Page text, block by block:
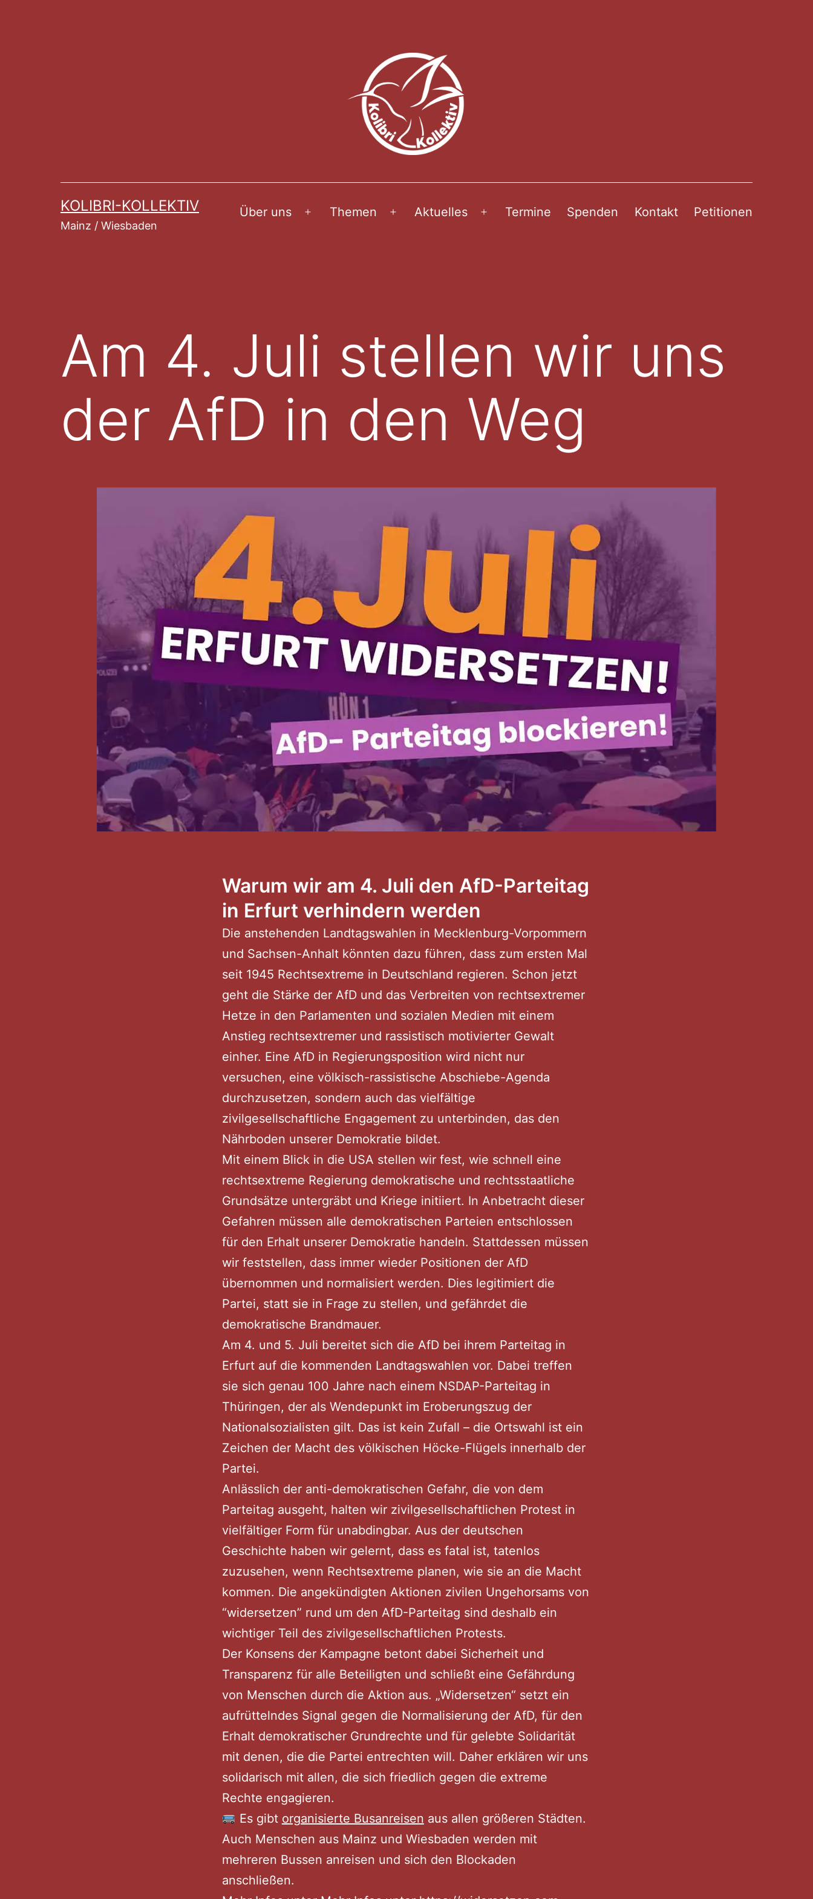
KOLIBRI-KOLLEKTIV
Mainz / Wiesbaden
Über uns
Menü
Themen
Menü
Aktuelles
Menü
Termine Spenden Kontakt Petitionen
Am 4. Juli stellen wir uns
der AfD in den Weg
Warum wir am 4. Juli den AfD-Parteitag
in Erfurt verhindern werden
Die anstehenden Landtagswahlen in Mecklenburg-Vorpommern
und Sachsen-Anhalt könnten dazu führen, dass zum ersten Mal
seit 1945 Rechtsextreme in Deutschland regieren. Schon jetzt
geht die Stärke der AfD und das Verbreiten von rechtsextremer
Hetze in den Parlamenten und sozialen Medien mit einem
Anstieg rechtsextremer und rassistisch motivierter Gewalt
einher. Eine AfD in Regierungsposition wird nicht nur
versuchen, eine völkisch-rassistische Abschiebe-Agenda
durchzusetzen, sondern auch das vielfältige
zivilgesellschaftliche Engagement zu unterbinden, das den
Nährboden unserer Demokratie bildet.
Mit einem Blick in die USA stellen wir fest, wie schnell eine
rechtsextreme Regierung demokratische und rechtsstaatliche
Grundsätze untergräbt und Kriege initiiert. In Anbetracht dieser
Gefahren müssen alle demokratischen Parteien entschlossen
für den Erhalt unserer Demokratie handeln. Stattdessen müssen
wir feststellen, dass immer wieder Positionen der AfD
übernommen und normalisiert werden. Dies legitimiert die
Partei, statt sie in Frage zu stellen, und gefährdet die
demokratische Brandmauer.
Am 4. und 5. Juli bereitet sich die AfD bei ihrem Parteitag in
Erfurt auf die kommenden Landtagswahlen vor. Dabei treffen
sie sich genau 100 Jahre nach einem NSDAP-Parteitag in
Thüringen, der als Wendepunkt im Eroberungszug der
Nationalsozialisten gilt. Das ist kein Zufall – die Ortswahl ist ein
Zeichen der Macht des völkischen Höcke-Flügels innerhalb der
Partei.
Anlässlich der anti-demokratischen Gefahr, die von dem
Parteitag ausgeht, halten wir zivilgesellschaftlichen Protest in
vielfältiger Form für unabdingbar. Aus der deutschen
Geschichte haben wir gelernt, dass es fatal ist, tatenlos
zuzusehen, wenn Rechtsextreme planen, wie sie an die Macht
kommen. Die angekündigten Aktionen zivilen Ungehorsams von
“widersetzen” rund um den AfD-Parteitag sind deshalb ein
wichtiger Teil des zivilgesellschaftlichen Protests.
Der Konsens der Kampagne betont dabei Sicherheit und
Transparenz für alle Beteiligten und schließt eine Gefährdung
von Menschen durch die Aktion aus. „Widersetzen“ setzt ein
aufrüttelndes Signal gegen die Normalisierung der AfD, für den
Erhalt demokratischer Grundrechte und für gelebte Solidarität
mit denen, die die Partei entrechten will. Daher erklären wir uns
solidarisch mit allen, die sich friedlich gegen die extreme
Rechte engagieren.
Es gibt organisierte Busanreisen aus allen größeren Städten.
Auch Menschen aus Mainz und Wiesbaden werden mit
mehreren Bussen anreisen und sich den Blockaden
anschließen.